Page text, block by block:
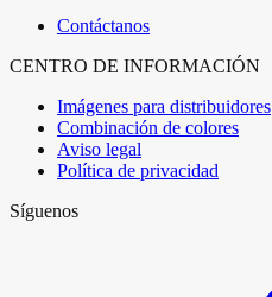
Contáctanos
CENTRO DE INFORMACIÓN
Imágenes para distribuidores
Combinación de colores
Aviso legal
Política de privacidad
Síguenos